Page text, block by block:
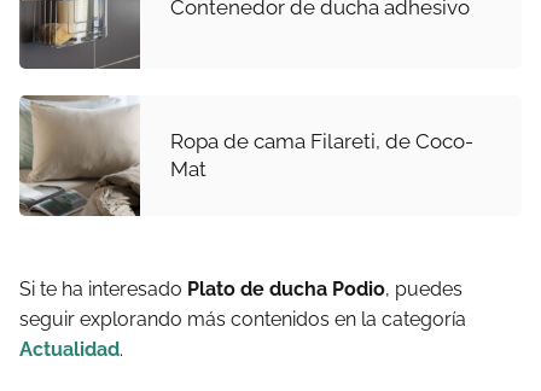
Contenedor de ducha adhesivo
Ropa de cama Filareti, de Coco-
Mat
Si te ha interesado Plato de ducha Podio, puedes
seguir explorando más contenidos en la categoría
Actualidad.